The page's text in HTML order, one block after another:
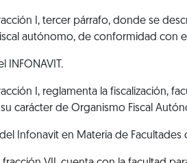
I, tercer párrafo, donde se
autónomo, de conformidad con
INFONAVIT.
I, reglamenta la fiscalización,
carácter de Organismo Fiscal
Infonavit en Materia de